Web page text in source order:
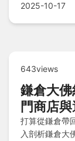
2025-10-17
643views
鎌倉大
門商店
打算從鎌倉帶
入剖析鎌倉大